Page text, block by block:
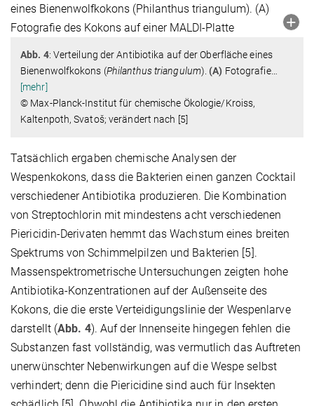
Abb. 4: Verteilung der Antibiotika auf der Oberfläche eines
Bienenwolfkokons (Philanthus triangulum). (A) Fotografie…
[mehr]
© Max-Planck-Institut für chemische Ökologie/Kroiss,
Kaltenpoth, Svatoš; verändert nach [5]
Tatsächlich ergaben chemische Analysen der
Wespenkokons, dass die Bakterien einen ganzen Cocktail
verschiedener Antibiotika produzieren. Die Kombination
von Streptochlorin mit mindestens acht verschiedenen
Piericidin-Derivaten hemmt das Wachstum eines breiten
Spektrums von Schimmelpilzen und Bakterien [5].
Massenspektrometrische Untersuchungen zeigten hohe
Antibiotika-Konzentrationen auf der Außenseite des
Kokons, die die erste Verteidigungslinie der Wespenlarve
darstellt (Abb. 4). Auf der Innenseite hingegen fehlen die
Substanzen fast vollständig, was vermutlich das Auftreten
unerwünschter Nebenwirkungen auf die Wespe selbst
verhindert; denn die Piericidine sind auch für Insekten